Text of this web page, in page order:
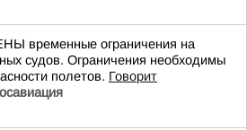
временные ограничения на
судов. Ограничения необходимы
полетов. Говорит